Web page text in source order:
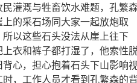
灌溉与牲畜饮水难题，孔繁
的采石场同大家一起放炮取
以这些石头没法从崖上往下
衣和裤子都打湿了，他索性脱
心，担心抱着石头下山影响
，工作人员才看到孔繁森的背